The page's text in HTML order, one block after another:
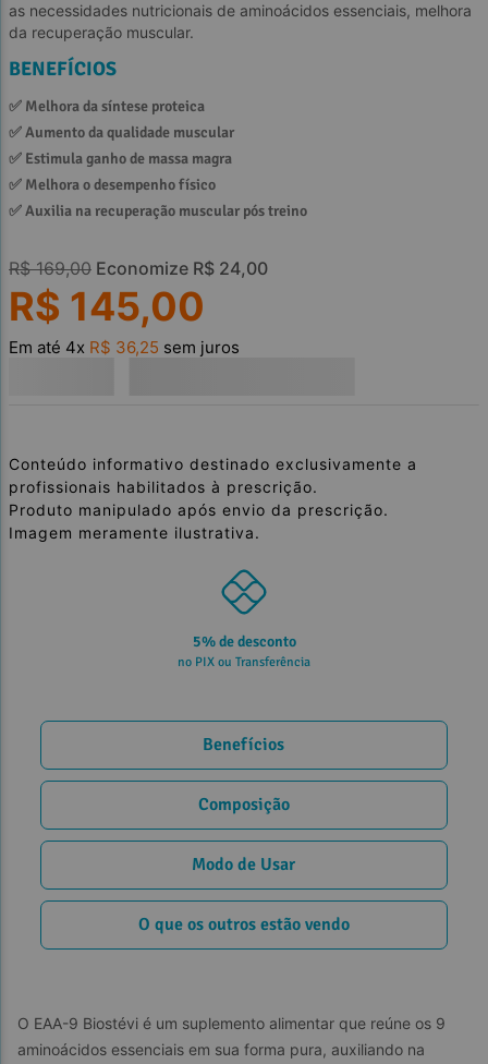
as necessidades nutricionais de aminoácidos essenciais, melhora
da recuperação muscular.
BENEFÍCIOS
✅ Melhora da síntese proteica
✅ Aumento da qualidade muscular
✅ Estimula ganho de massa magra
✅ Melhora o desempenho físico
✅ Auxilia na recuperação muscular pós treino
R$ 169,00 Economize R$ 24,00
R$ 145,00
Em até 4x R$ 36,25 sem juros
Conteúdo informativo destinado exclusivamente a
profissionais habilitados à prescrição.
Produto manipulado após envio da prescrição.
Imagem meramente ilustrativa.
5% de desconto
no PIX ou Transferência
Benefícios
Composição
Modo de Usar
O que os outros estão vendo
O EAA-9 Biostévi é um suplemento alimentar que reúne os 9
aminoácidos essenciais em sua forma pura, auxiliando na